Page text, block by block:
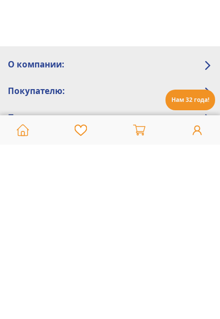
Нам 32 года!
О компании:
Покупателю:
Помощь: